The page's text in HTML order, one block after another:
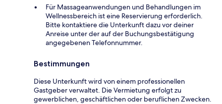
Für Massageanwendungen und Behandlungen im
Wellnessbereich ist eine Reservierung erforderlich.
Bitte kontaktiere die Unterkunft dazu vor deiner
Anreise unter der auf der Buchungsbestätigung
angegebenen Telefonnummer.
Bestimmungen
Diese Unterkunft wird von einem professionellen
Gastgeber verwaltet. Die Vermietung erfolgt zu
gewerblichen, geschäftlichen oder beruflichen Zwecken.